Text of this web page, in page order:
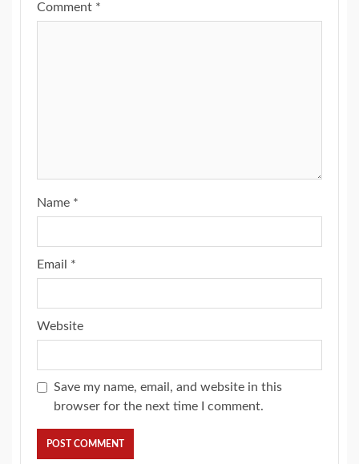
Comment *
Name *
Email *
Website
Save my name, email, and website in this
browser for the next time I comment.